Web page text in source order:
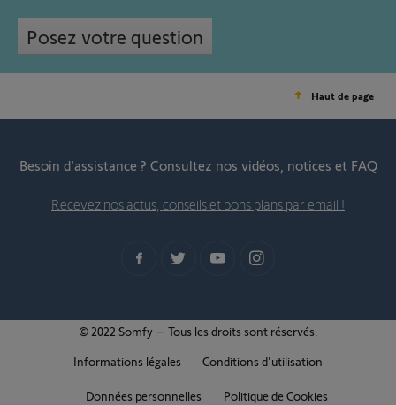
Posez votre question
Haut de page
Besoin d’assistance ? Consultez nos vidéos, notices et FAQ
Recevez nos actus, conseils et bons plans par email !
© 2022 Somfy – Tous les droits sont réservés.
Informations légales
Conditions d'utilisation
Données personnelles Politique de Cookies